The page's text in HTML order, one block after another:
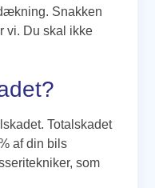
Snakken
vi. Du skal ikke
Totalskadet
af din bils
som